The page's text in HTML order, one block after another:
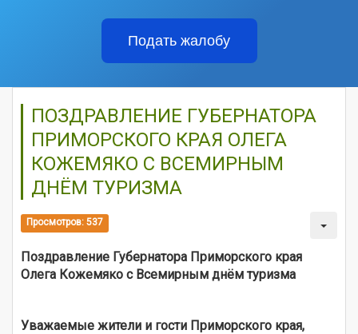
Подать жалобу
ПОЗДРАВЛЕНИЕ ГУБЕРНАТОРА
ПРИМОРСКОГО КРАЯ ОЛЕГА
КОЖЕМЯКО С ВСЕМИРНЫМ
ДНЁМ ТУРИЗМА
Просмотров: 537
Поздравление Губернатора Приморского края
Олега Кожемяко с Всемирным днём туризма
Уважаемые жители и гости Приморского края,